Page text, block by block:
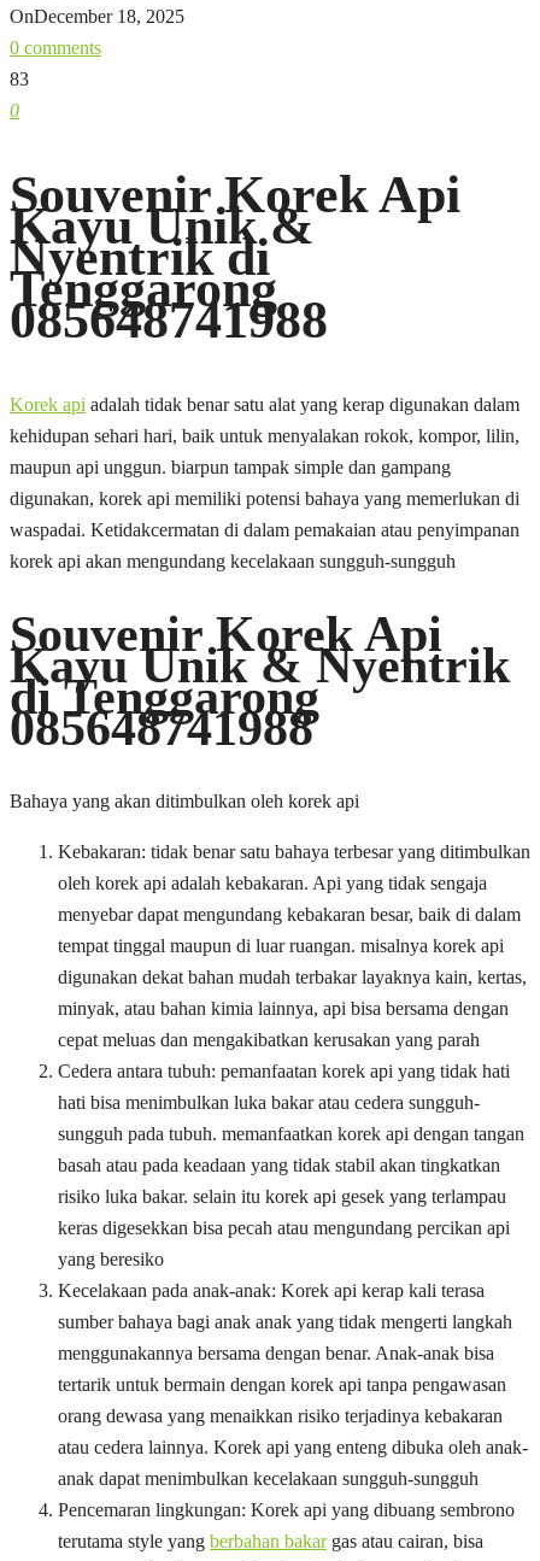
OnDecember 18, 2025
0 comments
83
0
Souvenir Korek Api
Kayu Unik &
Nyentrik di
Tenggarong
085648741988
Korek api adalah tidak benar satu alat yang kerap digunakan dalam
kehidupan sehari hari, baik untuk menyalakan rokok, kompor, lilin,
maupun api unggun. biarpun tampak simple dan gampang
digunakan, korek api memiliki potensi bahaya yang memerlukan di
waspadai. Ketidakcermatan di dalam pemakaian atau penyimpanan
korek api akan mengundang kecelakaan sungguh-sungguh
Souvenir Korek Api
Kayu Unik & Nyentrik
di Tenggarong
085648741988
Bahaya yang akan ditimbulkan oleh korek api
Kebakaran: tidak benar satu bahaya terbesar yang ditimbulkan
oleh korek api adalah kebakaran. Api yang tidak sengaja
menyebar dapat mengundang kebakaran besar, baik di dalam
tempat tinggal maupun di luar ruangan. misalnya korek api
digunakan dekat bahan mudah terbakar layaknya kain, kertas,
minyak, atau bahan kimia lainnya, api bisa bersama dengan
cepat meluas dan mengakibatkan kerusakan yang parah
Cedera antara tubuh: pemanfaatan korek api yang tidak hati
hati bisa menimbulkan luka bakar atau cedera sungguh-
sungguh pada tubuh. memanfaatkan korek api dengan tangan
basah atau pada keadaan yang tidak stabil akan tingkatkan
risiko luka bakar. selain itu korek api gesek yang terlampau
keras digesekkan bisa pecah atau mengundang percikan api
yang beresiko
Kecelakaan pada anak-anak: Korek api kerap kali terasa
sumber bahaya bagi anak anak yang tidak mengerti langkah
menggunakannya bersama dengan benar. Anak-anak bisa
tertarik untuk bermain dengan korek api tanpa pengawasan
orang dewasa yang menaikkan risiko terjadinya kebakaran
atau cedera lainnya. Korek api yang enteng dibuka oleh anak-
anak dapat menimbulkan kecelakaan sungguh-sungguh
Pencemaran lingkungan: Korek api yang dibuang sembrono
terutama style yang berbahan bakargas atau cairan, bisa